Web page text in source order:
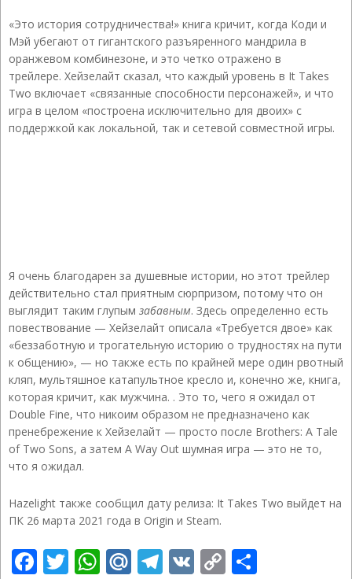
«Это история сотрудничества!» книга кричит, когда Коди и
Мэй убегают от гигантского разъяренного мандрила в
оранжевом комбинезоне, и это четко отражено в
трейлере. Хейзелайт сказал, что каждый уровень в It Takes
Two включает «связанные способности персонажей», и что
игра в целом «построена исключительно для двоих» с
поддержкой как локальной, так и сетевой совместной игры.
Я очень благодарен за душевные истории, но этот трейлер
действительно стал приятным сюрпризом, потому что он
выглядит таким глупым забавным. Здесь определенно есть
повествование — Хейзелайт описала «Требуется двое» как
«беззаботную и трогательную историю о трудностях на пути
к общению», — но также есть по крайней мере один рвотный
кляп, мультяшное катапультное кресло и, конечно же, книга,
которая кричит, как мужчина. . Это то, чего я ожидал от
Double Fine, что никоим образом не предназначено как
пренебрежение к Хейзелайт — просто после Brothers: A Tale
of Two Sons, а затем A Way Out шумная игра — это не то,
что я ожидал.
Hazelight также сообщил дату релиза: It Takes Two выйдет на
ПК 26 марта 2021 года в Origin и Steam.
Facebook
Twitter
WhatsApp
Mail.Ru
Telegram
VK Copy